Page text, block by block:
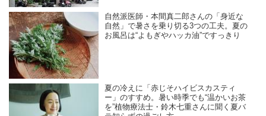
自然派医師・本間真二郎さんの「身近な
自然」で暑さを乗り切る3つの工夫。夏の
お風呂は“よもぎやハッカ油”ですっきり
夏の冷えに「赤じそハイビスカスティ
ー」のすすめ。暑い時季でも“温かいお茶
を”植物療法士・鈴木七重さんに聞く夏バ